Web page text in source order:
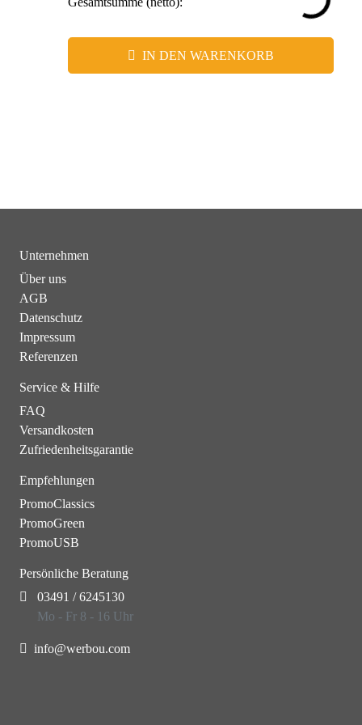
IN DEN WARENKORB
Unternehmen
Über uns
AGB
Datenschutz
Impressum
Referenzen
Service & Hilfe
FAQ
Versandkosten
Zufriedenheitsgarantie
Empfehlungen
PromoClassics
PromoGreen
PromoUSB
Persönliche Beratung
03491 / 6245130
Mo - Fr 8 - 16 Uhr
info@werbou.com